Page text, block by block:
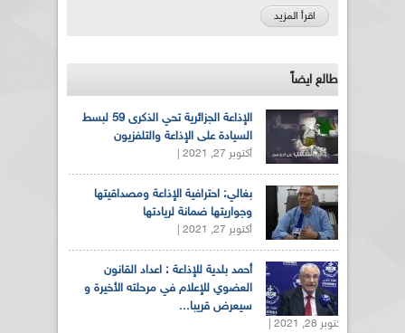
اقرأ المزيد
طالع ايضاً
الإذاعة الجزائرية تحي الذكرى 59 لبسط
السيادة على الإذاعة والتلفزيون
أكتوبر 27, 2021 |
بغالي: احترافية الإذاعة ومصداقيتها
وجواريتها ضمانة لريادتها
أكتوبر 27, 2021 |
أحمد بلدية للإذاعة : اعداد القانون
العضوي للإعلام في مرحلته الأخيرة و
سيعرض قريبا...
أكتوبر 28, 2021 |